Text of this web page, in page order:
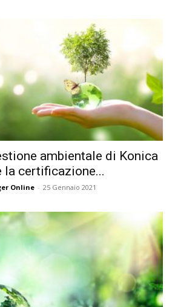
ambientale di Konica
certificazione...
Online - 25 Gennaio 2021